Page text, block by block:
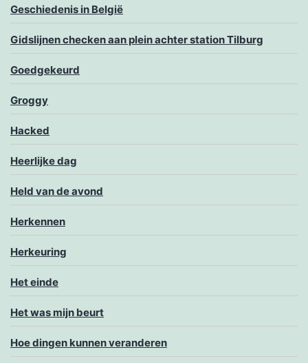
Geschiedenis in België
Gidslijnen checken aan plein achter station Tilburg
Goedgekeurd
Groggy
Hacked
Heerlijke dag
Held van de avond
Herkennen
Herkeuring
Het einde
Het was mijn beurt
Hoe dingen kunnen veranderen